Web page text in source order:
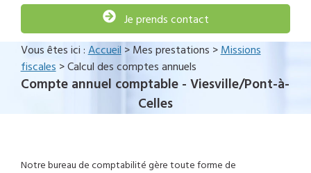
Je prends contact
Vous êtes ici : Accueil > Mes prestations > Missions
fiscales > Calcul des comptes annuels
Compte annuel comptable - Viesville/Pont-à-
Celles
Notre bureau de comptabilité gère toute forme de